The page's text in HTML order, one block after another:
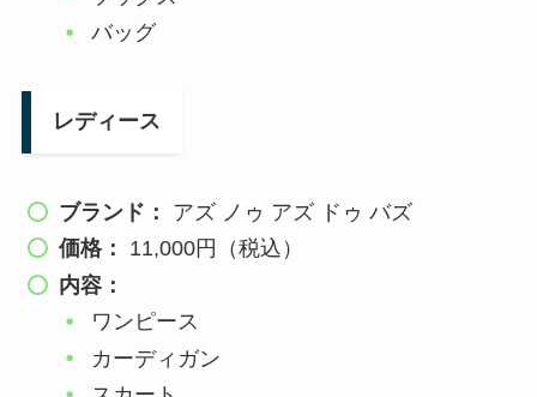
バッグ
レディース
ブランド：
アズ ノゥ アズ ドゥ バズ
価格：
11,000円（税込）
内容：
ワンピース
カーディガン